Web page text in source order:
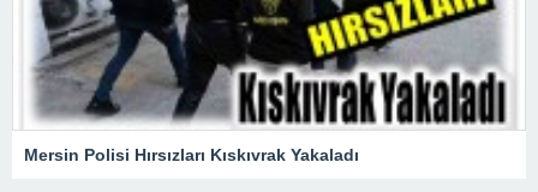
Mersin Polisi Hırsızları Kıskıvrak Yakaladı